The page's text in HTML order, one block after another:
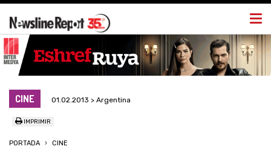
CINE 01.02.2013 > Argentina
IMPRIMIR
PORTADA CINE